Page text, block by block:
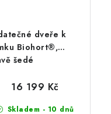
dveře k
Biohort®,
šedé
Skladem - 10 dnů
16 199 Kč